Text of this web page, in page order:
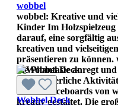
wobbel
wobbel: Kreative und
Kinder Im
darauf, eine sorgfältig
kreativen und
präsentieren zu können.
die Phantasie anregt
und körperliche
Die Balanceboards von
kreativ gestaltet. Die
Wobbel Deck